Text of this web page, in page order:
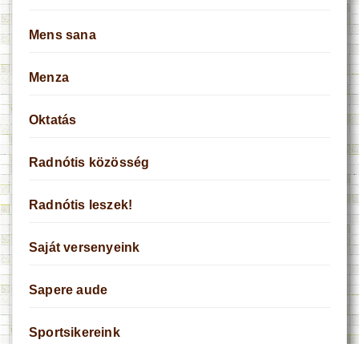
Mens sana
Menza
Oktatás
Radnótis közösség
Radnótis leszek!
Saját versenyeink
Sapere aude
Sportsikereink